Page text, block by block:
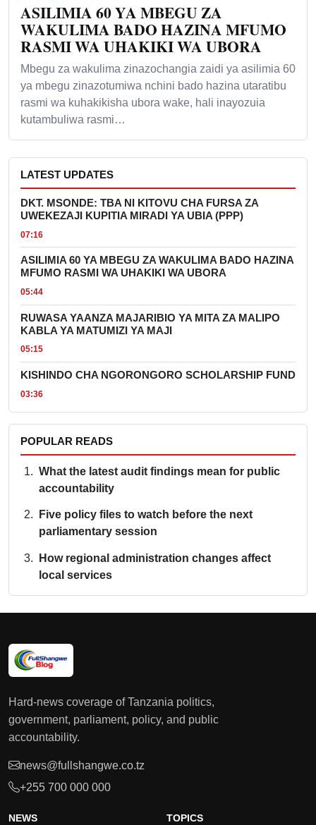
ASILIMIA 60 YA MBEGU ZA
WAKULIMA BADO HAZINA MFUMO
RASMI WA UHAKIKI WA UBORA
Mbegu za wakulima zinazochangia zaidi ya asilimia 60
ya mbegu zinazotumiwa nchini bado hazina utaratibu
rasmi wa kuhakikisha ubora wake, hali inayozuia
kutambuliwa rasmi…
LATEST UPDATES
DKT. MSONDE: TBA NI KITOVU CHA FURSA ZA
UWEKEZAJI KUPITIA MIRADI YA UBIA (PPP)
07:16
ASILIMIA 60 YA MBEGU ZA WAKULIMA BADO HAZINA
MFUMO RASMI WA UHAKIKI WA UBORA
05:44
RUWASA YAANZA MAJARIBIO YA MITA ZA MALIPO
KABLA YA MATUMIZI YA MAJI
05:15
KISHINDO CHA NGORONGORO SCHOLARSHIP FUND
03:36
POPULAR READS
What the latest audit findings mean for public
accountability
Five policy files to watch before the next
parliamentary session
How regional administration changes affect
local services
Hard-news coverage of Tanzania politics,
government, parliament, policy, and public
accountability.
news@fullshangwe.co.tz
+255 700 000 000
NEWS TOPICS